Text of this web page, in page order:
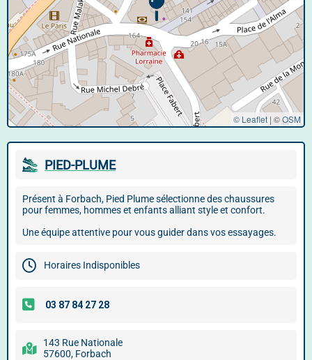
© Leaflet | ©OSM
PIED-PLUME
Présent à Forbach, Pied Plume sélectionne des chaussures
pour femmes, hommes et enfants alliant style et confort.
Une équipe attentive pour vous guider dans vos essayages.
Horaires Indisponibles
143 Rue Nationale
57600, Forbach